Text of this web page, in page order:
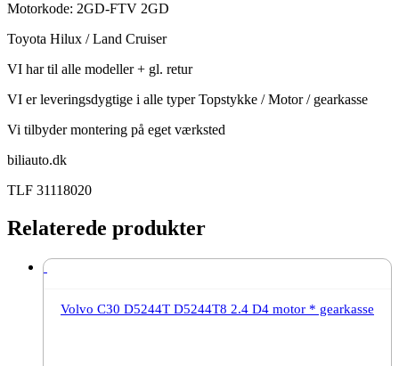
Motorkode: 2GD-FTV 2GD
Toyota Hilux / Land Cruiser
VI har til alle modeller + gl. retur
VI er leveringsdygtige i alle typer Topstykke / Motor / gearkasse
Vi tilbyder montering på eget værksted
biliauto.dk
TLF 31118020
Relaterede produkter
Volvo C30 D5244T D5244T8 2.4 D4 motor * gearkasse